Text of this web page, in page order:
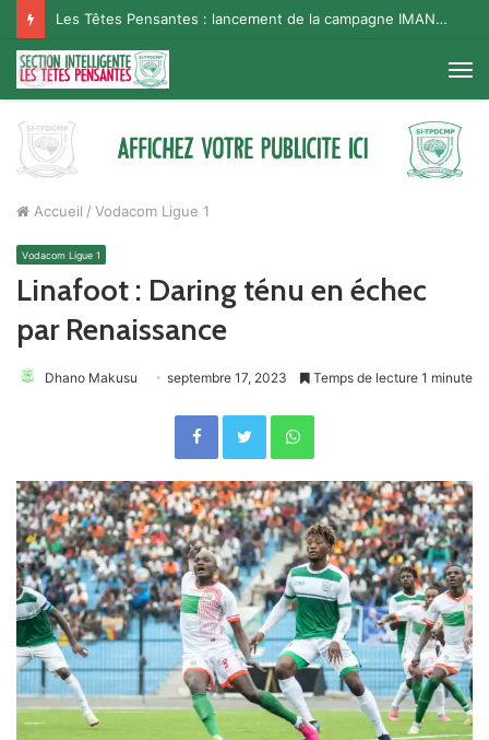
Les Têtes Pensantes : lancement de la campagne IMANA na BISO, Supporter Telema
Accueil / Vodacom Ligue 1
Vodacom Ligue 1
Linafoot : Daring ténu en échec
par Renaissance
Dhano Makusu septembre 17, 2023 Temps de lecture 1 minute
FacebookTwitterWhatsApp